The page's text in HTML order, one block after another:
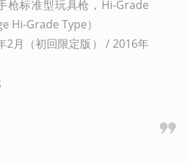
枪标准型玩具枪，Hi-Grade
Hi-Grade Type）
2月（初回限定版） / 2016年